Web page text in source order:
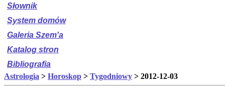
Słownik
System domów
Galeria Szem'a
Katalog stron
Bibliografia
Astrologia > Horoskop > Tygodniowy > 2012-12-03